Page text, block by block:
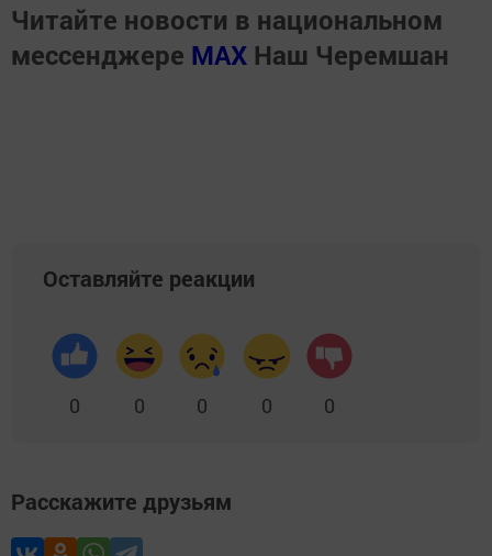
Читайте новости в национальном
мессенджере MАХ Наш Черемшан
Оставляйте реакции
0 0 0 0 0
Расскажите друзьям